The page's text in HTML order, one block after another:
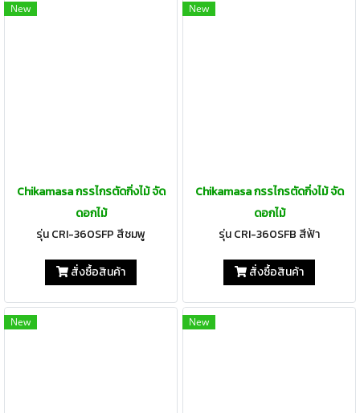
New
Chikamasa กรรไกรตัดกิ่งไม้ จัด
ดอกไม้
รุ่น CRI-360SFP สีชมพู
สั่งซื้อสินค้า
New
Chikamasa กรรไกรตัดกิ่งไม้ จัด
ดอกไม้
รุ่น CRI-360SFB สีฟ้า
สั่งซื้อสินค้า
New New